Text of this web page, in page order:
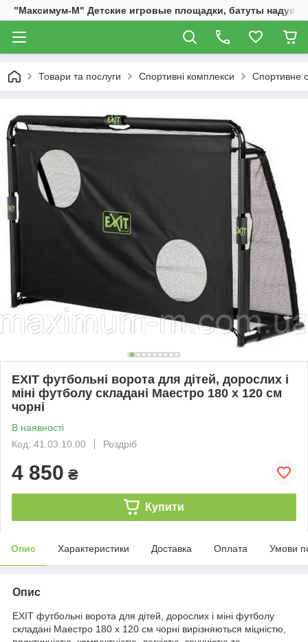
"Максимум-М" Детские игровые площадки, батуты
Товари та послуги Спортивні комплекси Спортивне
EXIT футбольні ворота для дітей, дорослих і
міні футболу складані Маестро 180 х 120 см
чорні
В наявності
Код: 41.03.10.00
Роздріб
4 850 ₴
Купити
Опис Характеристики Доставка Оплата Умови
Опис
EXIT футбольні ворота для дітей, дорослих і міні футболу
складані Маестро 180 х 120 см чорні вирізняються міцністю,